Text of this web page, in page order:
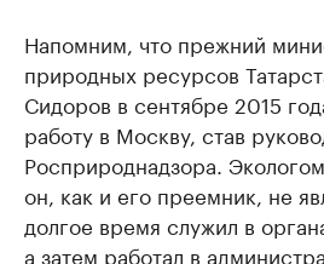
Напомним, что прежний
природных ресурсов
Сидоров в сентябре 2015
работу в Москву, став
Росприроднадзора.
он, как и его преемник, не
долгое время служил в
а затем работал в